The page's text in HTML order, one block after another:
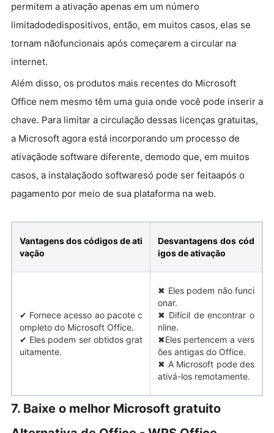
permitem a ativação apenas em um número
limitadodedispositivos, então, em muitos casos, elas se
tornam nãofuncionais após começarem a circular na
internet.
Além disso, os produtos mais recentes do Microsoft
Office nem mesmo têm uma guia onde você pode inserir a
chave. Para limitar a circulação dessas licenças gratuitas,
a Microsoft agora está incorporando um processo de
ativaçãode software diferente, demodo que, em muitos
casos, a instalaçãodo softwaresó pode ser feitaapós o
pagamento por meio de sua plataforma na web.
Vantagens dos códigos de ati
vação
Desvantagens dos cód
igos de ativação
✔ Fornece acesso ao pacote c
ompleto do Microsoft Office.
✔ Eles podem ser obtidos grat
uitamente.
✖ Eles podem não funci
onar.
✖ Difícil de encontrar o
nline.
✖Eles pertencem a vers
ões antigas do Office.
✖ A Microsoft pode des
ativá-los remotamente.
7. Baixe o melhor Microsoft gratuito